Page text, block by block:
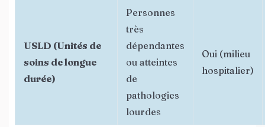
USLD (Unités de
soins de longue
durée)
Personnes
très
dépendantes
ou atteintes
de
pathologies
lourdes
Oui (milieu
hospitalier)